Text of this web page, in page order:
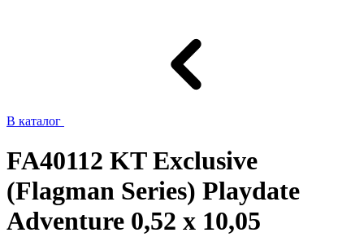
В каталог
FA40112 KT Exclusive
(Flagman Series) Playdate
Adventure 0,52 x 10,05